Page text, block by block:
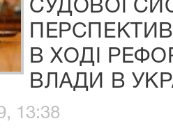
СУДОВОЇ
В ХОДІ
ВЛАДИ В
13:38